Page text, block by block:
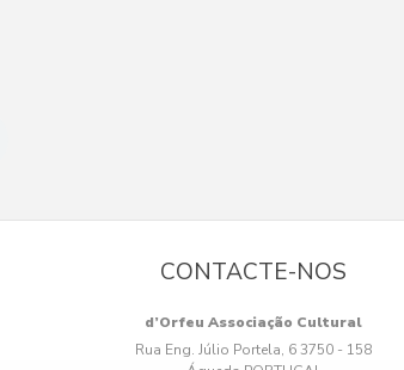
CONTACTE-NOS
d’Orfeu Associação Cultural
Rua Eng. Júlio Portela, 6 3750 - 158